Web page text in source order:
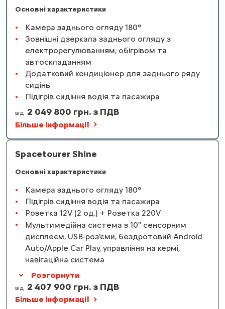
Основні характеристики
Камера заднього огляду 180°
Зовнішні дзеркала заднього огляду з
електрорегулюванням, обігрівом та
автоскладанням
Додатковий кондиціонер для заднього ряду
сидінь
Підігрів сидіння водія та пасажира
від 2 049 800 грн. з ПДВ
Більше інформації
Spacetourer Shine
Основні характеристики
Камера заднього огляду 180°
Підігрів сидіння водія та пасажира
Розетка 12V (2 од.) + Розетка 220V
Мультимедійна система з 10" сенсорним
дисплеєм, USB-роз'єми, бездротовий Android
Auto/Apple Car Play, управління на кермі,
навігаційна система
Розгорнути
від 2 407 900 грн. з ПДВ
Більше інформації